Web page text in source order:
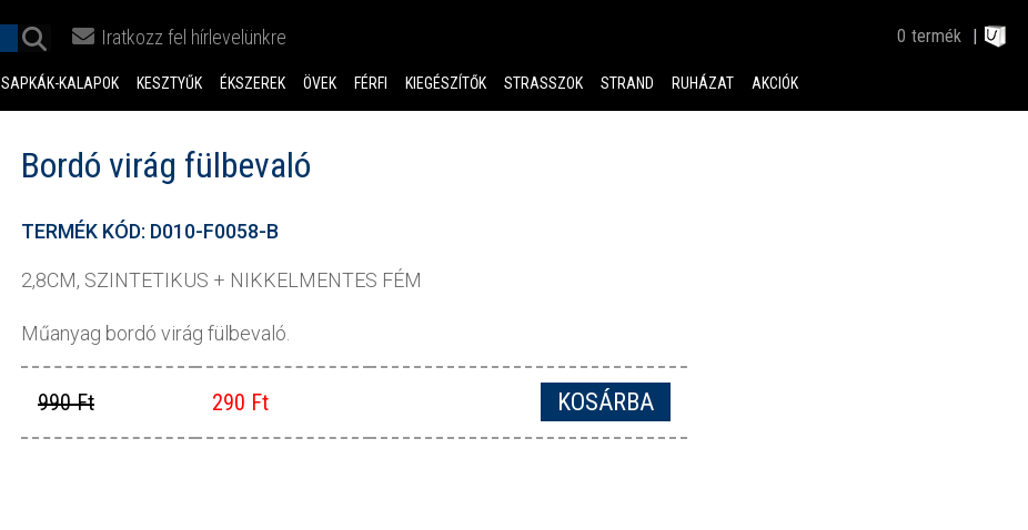
Iratkozz fel hírlevelünkre 0 termék
SAPKÁK-KALAPOK KESZTYŰK ÉKSZEREK ÖVEK FÉRFI KIEGÉSZÍTŐK STRASSZOK STRAND RUHÁZAT AKCIÓK
Bordó virág fülbevaló
TERMÉK KÓD: D010-F0058-B
2,8CM, SZINTETIKUS + NIKKELMENTES FÉM
Műanyag bordó virág fülbevaló.
990 Ft 290 Ft KOSÁRBA